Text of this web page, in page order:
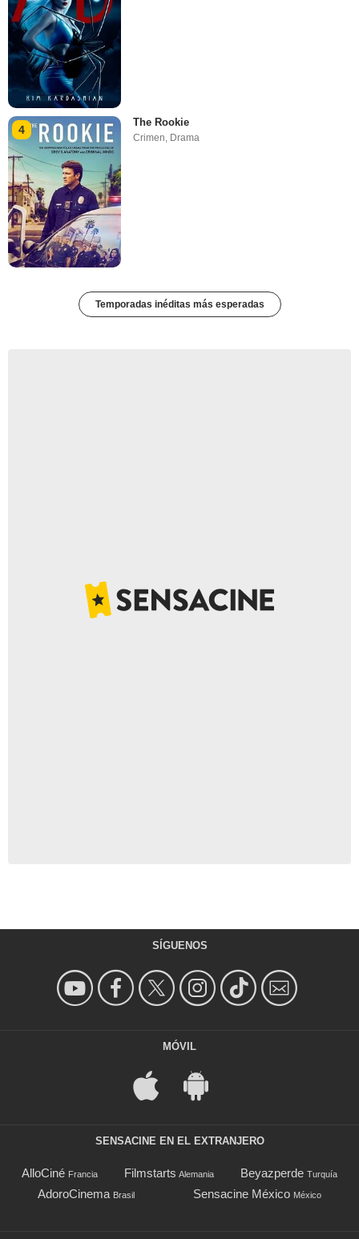
4
The Rookie
Crimen, Drama
Temporadas inéditas más esperadas
SÍGUENOS
MÓVIL
SENSACINE EN EL EXTRANJERO
AlloCiné Francia Filmstarts Alemania Beyazperde Turquía
AdoroCinema Brasil Sensacine México México